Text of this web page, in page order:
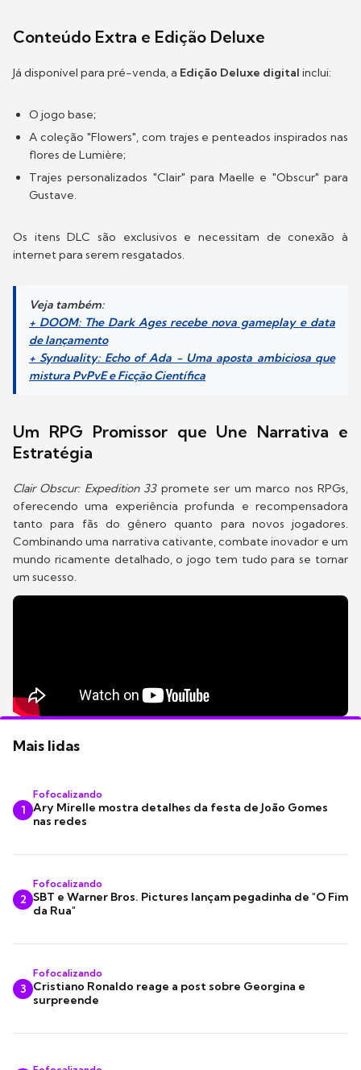
Conteúdo Extra e Edição Deluxe
Já disponível para pré-venda, a Edição Deluxe digital inclui:
O jogo base;
A coleção "Flowers", com trajes e penteados inspirados nas
flores de Lumière;
Trajes personalizados "Clair" para Maelle e "Obscur" para
Gustave.
Os itens DLC são exclusivos e necessitam de conexão à
internet para serem resgatados.
Veja também:
+ DOOM: The Dark Ages recebe nova gameplay e data
de lançamento
+ Synduality: Echo of Ada - Uma aposta ambiciosa que
mistura PvPvE e Ficção Científica
Um RPG Promissor que Une Narrativa e
Estratégia
Clair Obscur: Expedition 33promete ser um marco nos RPGs,
oferecendo uma experiência profunda e recompensadora
tanto para fãs do gênero quanto para novos jogadores.
Combinando uma narrativa cativante, combate inovador e um
mundo ricamente detalhado, o jogo tem tudo para se tornar
um sucesso.
Mais lidas
1
Fofocalizando
Ary Mirelle mostra detalhes da festa de João Gomes
nas redes
2
Fofocalizando
SBT e Warner Bros. Pictures lançam pegadinha de "O Fim
da Rua"
3
Fofocalizando
Cristiano Ronaldo reage a post sobre Georgina e
surpreende